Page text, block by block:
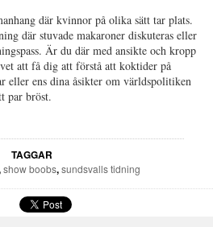
där kvinnor på olika sätt tar plats.
där stuvade makaroner diskuteras eller
Är du där med ansikte och kropp
att få dig att förstå att koktider på
eller ens dina åsikter om världspolitiken
par bröst.
TAGGAR
show boobs,sundsvalls tidning